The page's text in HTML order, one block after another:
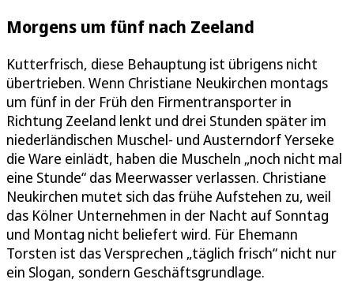
Morgens um fünf nach Zeeland
Kutterfrisch, diese Behauptung ist übrigens nicht
übertrieben. Wenn Christiane Neukirchen montags
um fünf in der Früh den Firmentransporter in
Richtung Zeeland lenkt und drei Stunden später im
niederländischen Muschel- und Austerndorf Yerseke
die Ware einlädt, haben die Muscheln „noch nicht mal
eine Stunde“ das Meerwasser verlassen. Christiane
Neukirchen mutet sich das frühe Aufstehen zu, weil
das Kölner Unternehmen in der Nacht auf Sonntag
und Montag nicht beliefert wird. Für Ehemann
Torsten ist das Versprechen „täglich frisch“ nicht nur
ein Slogan, sondern Geschäftsgrundlage.